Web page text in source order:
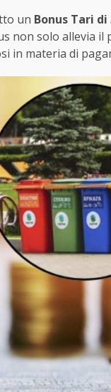
un Bonus Tari di
non solo allevia il
in materia di